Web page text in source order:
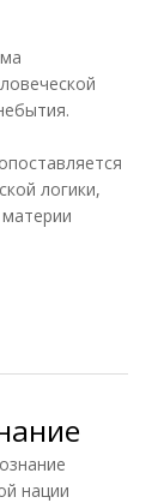
логики,
нации